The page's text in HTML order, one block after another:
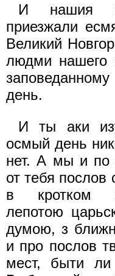
И нашия
приезжали
Великий
людми нашего
день.
И ты аки
осмый день
нет. А мы и по
от тебя
в кротком
лепотою
думою, з
и про послов
мест, быти